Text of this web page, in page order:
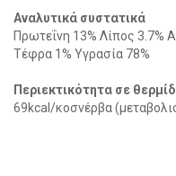
Αναλυτικά συστατικά
Πρωτεΐνη 13% Λίπος 3.7%
Τέφρα 1% Υγρασία 78%
Περιεκτικότητα σε
69kcal/κοσνέρβα